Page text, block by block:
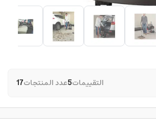
التقييمات5عدد المنتجات17